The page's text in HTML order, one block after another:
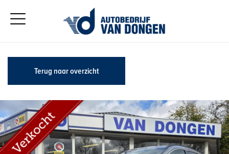
Terug naar overzicht